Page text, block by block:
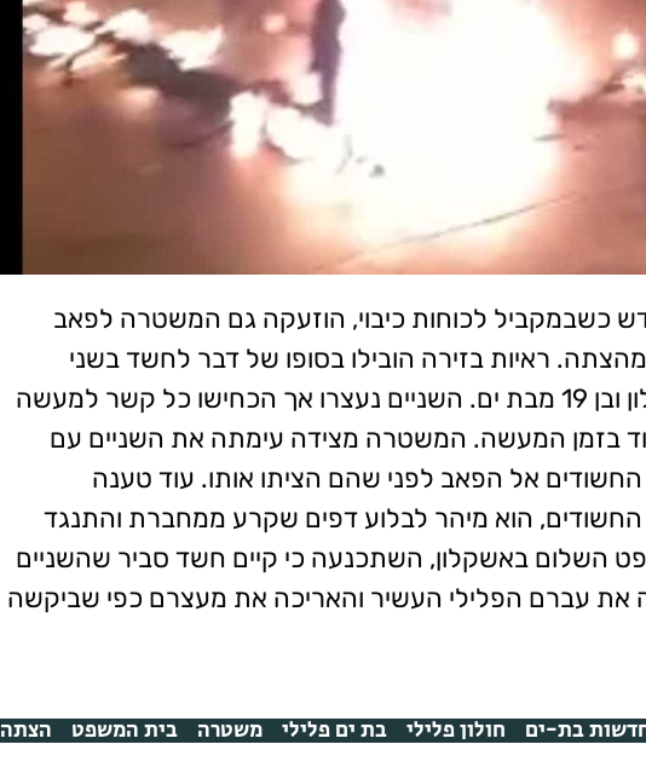
כשבמקביל לכוחות כיבוי, הוזעקה גם המשטרה לפאב
ראיות בזירה הובילו בסופו של דבר לחשד בשני
מוכרים למשטרה- בן 24 מחולון ובן 19 מבת ים. השניים נעצרו אך הכחישו כל קשר למעשה
בזמן המעשה. המשטרה מצידה עימתה את השניים עם
אל הפאב לפני שהם הציתו אותו. עוד טענה
הוא מיהר לבלוע דפים שקרע ממחברת והתנגד
השלום באשקלון, השתכנעה כי קיים חשד סביר שהשניים
את עברם הפלילי העשיר והאריכה את מעצרם כפי שביקשה
בת-ים חולון פלילי בת ים פלילי משטרה בית המשפט הצתה